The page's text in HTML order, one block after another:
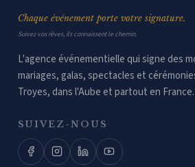
Chaque événement porte votre signature.
Suivez vos rêves, ils connaissent le chemin.
L'agence événementielle qui signe des
mariages, galas, spectacles et
Troyes, dans l'Aube et partout en France.
SUIVEZ-NOUS